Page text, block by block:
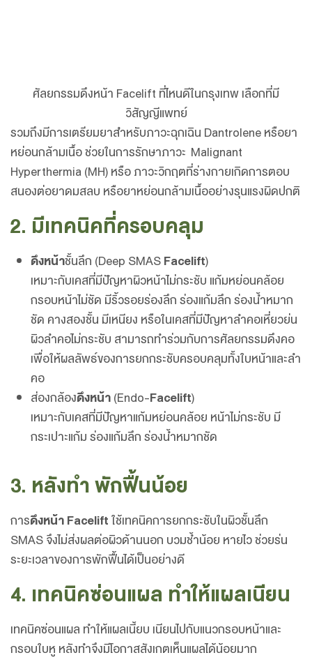
ศัลยกรรมดึงหน้า Facelift ที่ไหนดีในกรุงเทพ เลือกที่มี
วิสัญญีแพทย์
รวมถึงมีการเตรียมยาสำหรับภาวะฉุกเฉิน Dantrolene หรือยา
หย่อนกล้ามเนื้อ ช่วยในการรักษาภาวะ Malignant
Hyperthermia (MH) หรือ ภาวะวิกฤตที่ร่างกายเกิดการตอบ
สนองต่อยาดมสลบ หรือยาหย่อนกล้ามเนื้ออย่างรุนแรงผิดปกติ
2. มีเทคนิคที่ครอบคลุม
ดึงหน้าชั้นลึก (Deep SMASFacelift)
เหมาะกับเคสที่มีปัญหาผิวหน้าไม่กระชับ แก้มหย่อนคล้อย
กรอบหน้าไม่ชัด มีริ้วรอยร่องลึก ร่องแก้มลึก ร่องน้ำหมาก
ชัด คางสองชั้น มีเหนียง หรือในเคสที่มีปัญหาลำคอเหี่ยวย่น
ผิวลำคอไม่กระชับ สามารถทำร่วมกับการศัลยกรรมดึงคอ
เพื่อให้ผลลัพธ์ของการยกกระชับครอบคลุมทั้งใบหน้าและลำ
คอ
ส่องกล้องดึงหน้า(Endo-Facelift)
เหมาะกับเคสที่มีปัญหาแก้มหย่อนคล้อย หน้าไม่กระชับ มี
กระเปาะแก้ม ร่องแก้มลึก ร่องน้ำหมากชัด
3. หลังทำ พักฟื้นน้อย
การดึงหน้า Faceliftใช้เทคนิคการยกกระชับในผิวชั้นลึก
SMAS จึงไม่ส่งผลต่อผิวด้านนอก บวมช้ำน้อย หายไว ช่วยร่น
ระยะเวลาของการพักฟื้นได้เป็นอย่างดี
4. เทคนิคซ่อนแผล ทำให้แผลเนียน
เทคนิคซ่อนแผล ทำให้แผลเนี้ยบ เนียนไปกับแนวกรอบหน้าและ
กรอบใบหู หลังทำจึงมีโอกาสสังเกตเห็นแผลได้น้อยมาก